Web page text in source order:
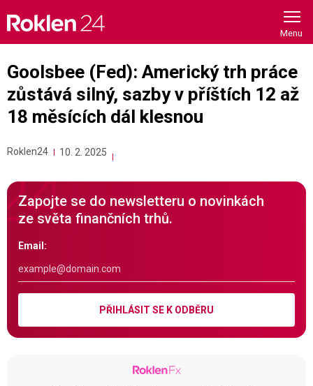
content
Goolsbee (Fed): Americký trh práce
zůstává silný, sazby v příštích 12 až
18 měsících dál klesnou
Roklen24 10. 2. 2025
Zapojte se do newsletteru o novinkách
ze světa finančních trhů.
Email:
PŘIHLÁSIT SE K ODBĚRU